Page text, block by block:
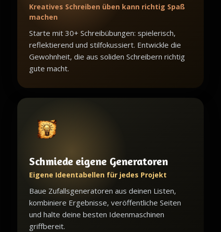
Kreatives Schreiben üben kann richtig Spaß
machen
Starte mit 30+ Schreibübungen: spielerisch,
reflektierend und stilfokussiert. Entwickle die
Gewohnheit, die aus soliden Schreibern richtig
gute macht.
Schmiede eigene Generatoren
Eigene Ideentabellen für jedes Projekt
Baue Zufallsgeneratoren aus deinen Listen,
kombiniere Ergebnisse, veröffentliche Seiten
und halte deine besten Ideenmaschinen
griffbereit.